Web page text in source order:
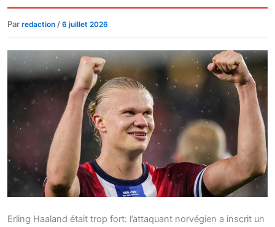
Par redaction / 6 juillet 2026
Erling Haaland était trop fort: l’attaquant norvégien a inscrit un